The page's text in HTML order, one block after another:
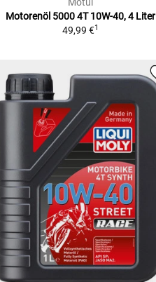
Motorenöl 5000 4T 10W-40, 4 Liter
49,99 €1